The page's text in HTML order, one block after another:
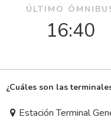
ÚLTIMO
16:40
¿Cuáles son las
Estación Terminal